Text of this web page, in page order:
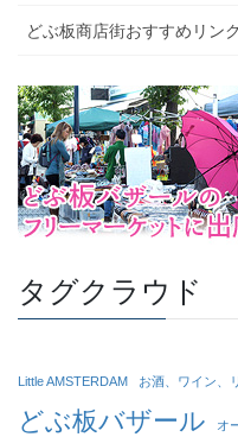
どぶ板商店街おすすめリン
タグクラウド
Little AMSTERDAM お酒、ワイン、
どぶ板バザール
オ